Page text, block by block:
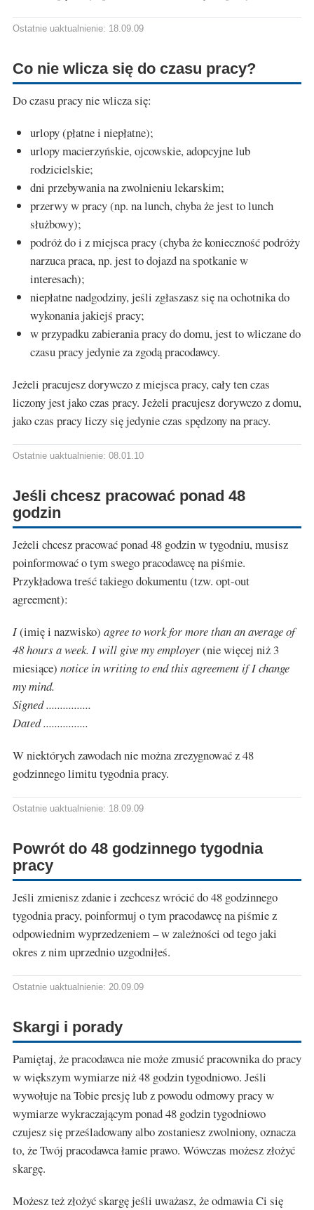
Ostatnie uaktualnienie: 18.09.09
Co nie wlicza się do czasu pracy?
Do czasu pracy nie wlicza się:
urlopy (płatne i niepłatne);
urlopy macierzyńskie, ojcowskie, adopcyjne lub
rodzicielskie;
dni przebywania na zwolnieniu lekarskim;
przerwy w pracy (np. na lunch, chyba że jest to lunch
służbowy);
podróż do i z miejsca pracy (chyba że konieczność podróży
narzuca praca, np. jest to dojazd na spotkanie w
interesach);
niepłatne nadgodziny, jeśli zgłaszasz się na ochotnika do
wykonania jakiejś pracy;
w przypadku zabierania pracy do domu, jest to wliczane do
czasu pracy jedynie za zgodą pracodawcy.
Jeżeli pracujesz dorywczo z miejsca pracy, cały ten czas
liczony jest jako czas pracy. Jeżeli pracujesz dorywczo z domu,
jako czas pracy liczy się jedynie czas spędzony na pracy.
Ostatnie uaktualnienie: 08.01.10
Jeśli chcesz pracować ponad 48
godzin
Jeżeli chcesz pracować ponad 48 godzin w tygodniu, musisz
poinformować o tym swego pracodawcę na piśmie.
Przykładowa treść takiego dokumentu (tzw. opt-out
agreement):
I(imię i nazwisko) agree to work for more than an average of
48 hours a week. I will give my employer(nie więcej niż 3
miesiące) notice in writing to end this agreement if I change
my mind.
Signed ................
Dated ................
W niektórych zawodach nie można zrezygnować z 48
godzinnego limitu tygodnia pracy.
Ostatnie uaktualnienie: 18.09.09
Powrót do 48 godzinnego tygodnia
pracy
Jeśli zmienisz zdanie i zechcesz wrócić do 48 godzinnego
tygodnia pracy, poinformuj o tym pracodawcę na piśmie z
odpowiednim wyprzedzeniem – w zależności od tego jaki
okres z nim uprzednio uzgodniłeś.
Ostatnie uaktualnienie: 20.09.09
Skargi i porady
Pamiętaj, że pracodawca nie może zmusić pracownika do pracy
w większym wymiarze niż 48 godzin tygodniowo. Jeśli
wywołuje na Tobie presję lub z powodu odmowy pracy w
wymiarze wykraczającym ponad 48 godzin tygodniowo
czujesz się prześladowany albo zostaniesz zwolniony, oznacza
to, że Twój pracodawca łamie prawo. Wówczas możesz złożyć
skargę.
Możesz też złożyć skargę jeśli uważasz, że odmawia Ci się